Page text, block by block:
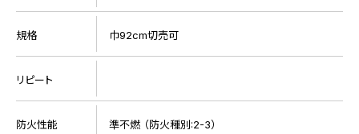
規格 巾92cm切売可
リピート
防火性能 準不燃 （防火種別:2-3）